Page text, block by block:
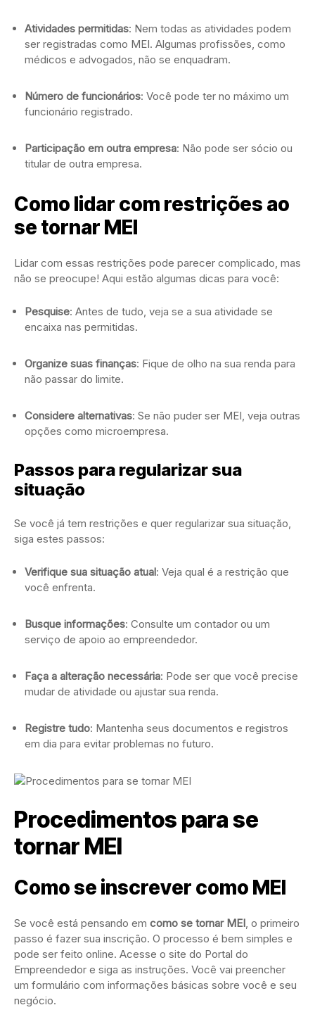
Atividades permitidas: Nem todas as atividades podem
ser registradas como MEI. Algumas profissões, como
médicos e advogados, não se enquadram.
Número de funcionários: Você pode ter no máximo um
funcionário registrado.
Participação em outra empresa: Não pode ser sócio ou
titular de outra empresa.
Como lidar com restrições ao
se tornar MEI
Lidar com essas restrições pode parecer complicado, mas
não se preocupe! Aqui estão algumas dicas para você:
Pesquise: Antes de tudo, veja se a sua atividade se
encaixa nas permitidas.
Organize suas finanças: Fique de olho na sua renda para
não passar do limite.
Considere alternativas: Se não puder ser MEI, veja outras
opções como microempresa.
Passos para regularizar sua
situação
Se você já tem restrições e quer regularizar sua situação,
siga estes passos:
Verifique sua situação atual: Veja qual é a restrição que
você enfrenta.
Busque informações: Consulte um contador ou um
serviço de apoio ao empreendedor.
Faça a alteração necessária: Pode ser que você precise
mudar de atividade ou ajustar sua renda.
Registre tudo: Mantenha seus documentos e registros
em dia para evitar problemas no futuro.
Procedimentos para se
tornar MEI
Como se inscrever como MEI
Se você está pensando em como se tornar MEI , o primeiro
passo é fazer sua inscrição. O processo é bem simples e
pode ser feito online. Acesse o site do Portal do
Empreendedor e siga as instruções. Você vai preencher
um formulário com informações básicas sobre você e seu
negócio.